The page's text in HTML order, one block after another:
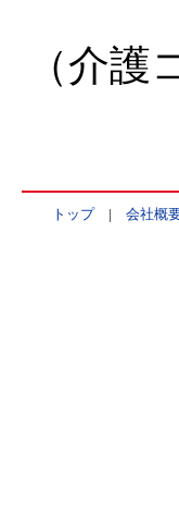
（介
トップ| 会社概